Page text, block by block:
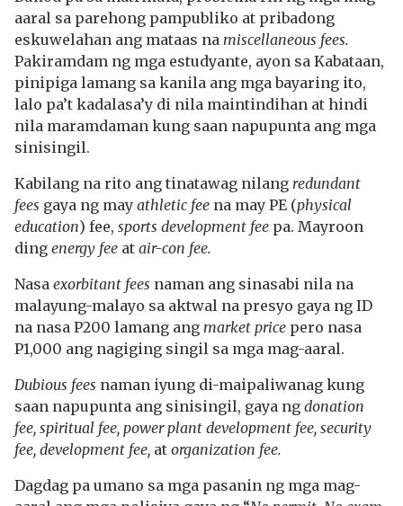
aaral sa parehong pampubliko at pribadong
eskuwelahan ang mataas na miscellaneous fees.
Pakiramdam ng mga estudyante, ayon sa Kabataan,
pinipiga lamang sa kanila ang mga bayaring ito,
lalo pa’t kadalasa’y di nila maintindihan at hindi
nila maramdaman kung saan napupunta ang mga
sinisingil.
Kabilang na rito ang tinatawag nilang redundant
fees gaya ng may athletic fee na may PE (physical
education) fee, sports development fee pa. Mayroon
ding energy fee at air-con fee.
Nasa exorbitant fees naman ang sinasabi nila na
malayung-malayo sa aktwal na presyo gaya ng ID
na nasa P200 lamang ang market price pero nasa
P1,000 ang nagiging singil sa mga mag-aaral.
Dubious fees naman iyung di-maipaliwanag kung
saan napupunta ang sinisingil, gaya ng donation
fee, spiritual fee, power plant development fee, security
fee, development fee, at organization fee.
Dagdag pa umano sa mga pasanin ng mga mag-